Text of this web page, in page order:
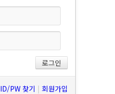
ID/PW 찾기 | 회원가입